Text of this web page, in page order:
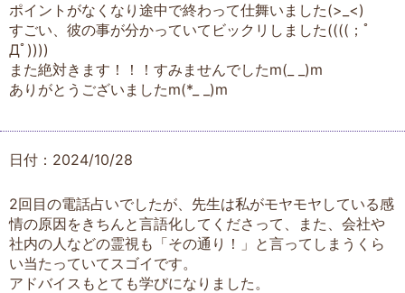
ポイントがなくなり途中で終わって仕舞いました(>_<)
すごい、彼の事が分かっていてビックリしました((((；ﾟ
Дﾟ))))
また絶対きます！！！すみませんでしたm(_ _)m
ありがとうございましたm(*_ _)m
日付：2024/10/28
2回目の電話占いでしたが、先生は私がモヤモヤしている感
情の原因をきちんと言語化してくださって、また、会社や
社内の人などの霊視も「その通り！」と言ってしまうくら
い当たっていてスゴイです。
アドバイスもとても学びになりました。